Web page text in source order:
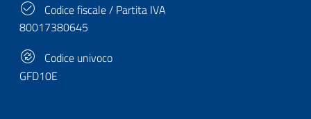
Codice fiscale / Partita IVA
80017380645
Codice univoco
GFD10E